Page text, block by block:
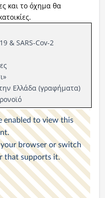
και το όχημα θα
& SARS-Cov-2
Ελλάδα (γραφήματα)